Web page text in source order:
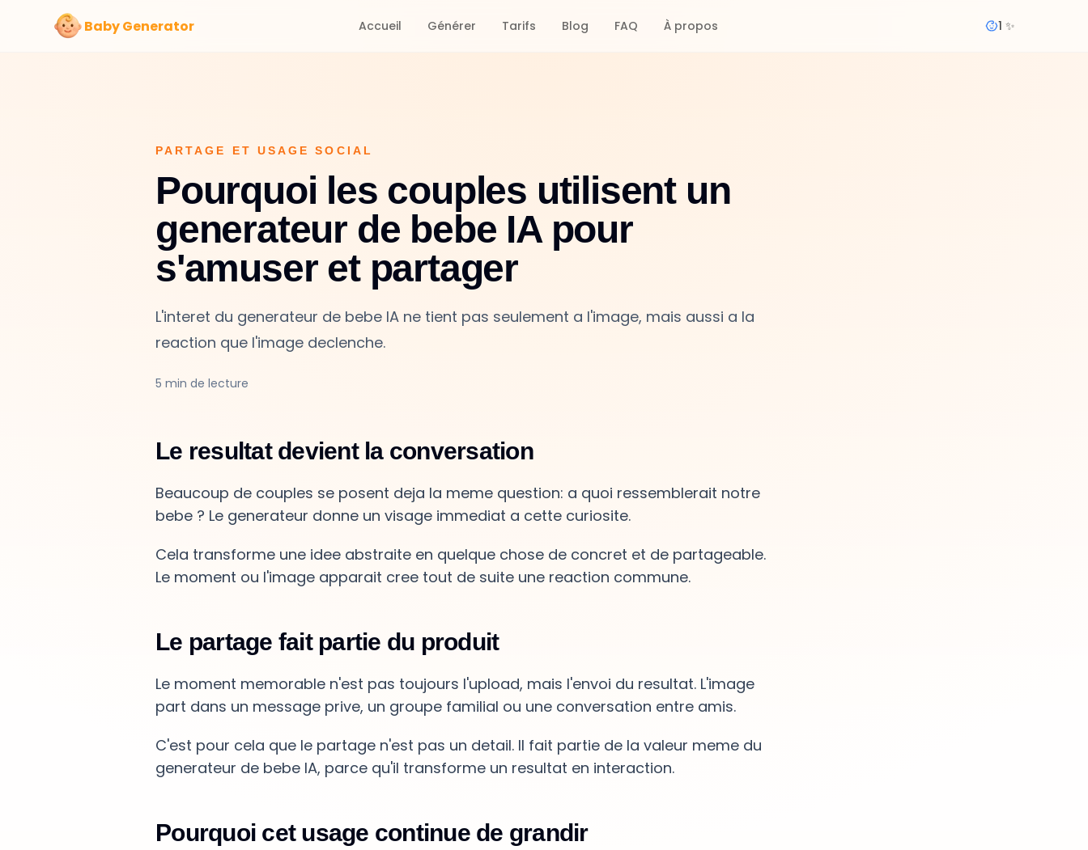
Baby Generator Accueil Générer Tarifs Blog FAQ À propos 1 ✨
PARTAGE ET USAGE SOCIAL
Pourquoi les couples utilisent un
generateur de bebe IA pour
s'amuser et partager
L'interet du generateur de bebe IA ne tient pas seulement a l'image, mais aussi a la
reaction que l'image declenche.
5 min de lecture
Le resultat devient la conversation
Beaucoup de couples se posent deja la meme question: a quoi ressemblerait notre
bebe ? Le generateur donne un visage immediat a cette curiosite.
Cela transforme une idee abstraite en quelque chose de concret et de partageable.
Le moment ou l'image apparait cree tout de suite une reaction commune.
Le partage fait partie du produit
Le moment memorable n'est pas toujours l'upload, mais l'envoi du resultat. L'image
part dans un message prive, un groupe familial ou une conversation entre amis.
C'est pour cela que le partage n'est pas un detail. Il fait partie de la valeur meme du
generateur de bebe IA, parce qu'il transforme un resultat en interaction.
Pourquoi cet usage continue de grandir